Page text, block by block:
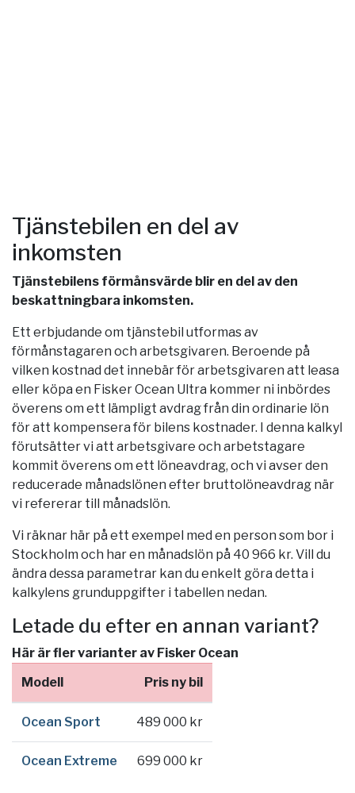
Tjänstebilen en del av
inkomsten
Tjänstebilens förmånsvärde blir en del av den
beskattningbara inkomsten.
Ett erbjudande om tjänstebil utformas av
förmånstagaren och arbetsgivaren. Beroende på
vilken kostnad det innebär för arbetsgivaren att leasa
eller köpa en Fisker Ocean Ultra kommer ni inbördes
överens om ett lämpligt avdrag från din ordinarie lön
för att kompensera för bilens kostnader. I denna kalkyl
förutsätter vi att arbetsgivare och arbetstagare
kommit överens om ett löneavdrag, och vi avser den
reducerade månadslönen efter bruttolöneavdrag när
vi refererar till månadslön.
Vi räknar här på ett exempel med en person som bor i
Stockholm och har en månadslön på 40 966 kr. Vill du
ändra dessa parametrar kan du enkelt göra detta i
kalkylens grunduppgifter i tabellen nedan.
Letade du efter en annan variant?
Här är fler varianter av Fisker Ocean
Modell
Pris ny bil
Ocean Sport 489 000 kr
Ocean Extreme 699 000 kr